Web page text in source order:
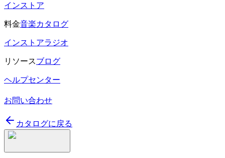
インストア
料金音楽カタログ
インストアラジオ
リソースブログ
ヘルプセンター
お問い合わせ
カタログに戻る